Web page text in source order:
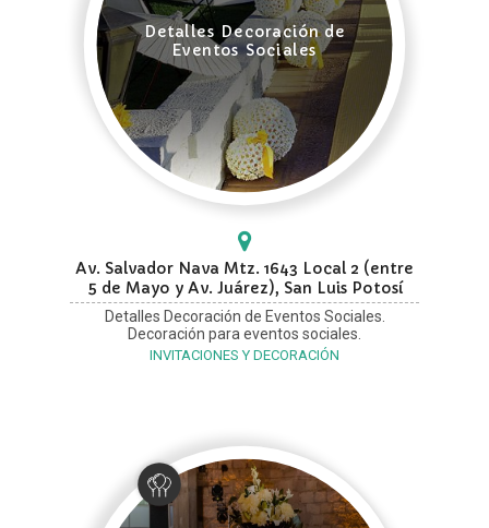
Detalles Decoración de
Eventos Sociales
Av. Salvador Nava Mtz. 1643 Local 2 (entre
5 de Mayo y Av. Juárez), San Luis Potosí
Detalles Decoración de Eventos Sociales.
Decoración para eventos sociales.
INVITACIONES Y DECORACIÓN